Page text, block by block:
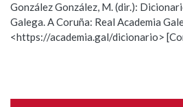
BUSCAR NO CONTIDO
Nas definicións
Nome
González González, M. (dir.):
Galega. A Coruña: Real Academia
<https://academia.gal/dicionario>